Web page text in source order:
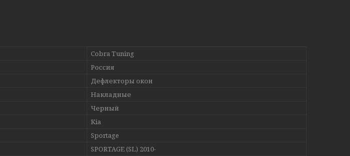
Cobra Tuning
Россия
Дефлекторы окон
Накладные
Черный
Kia
Sportage
SPORTAGE (SL) 2010-